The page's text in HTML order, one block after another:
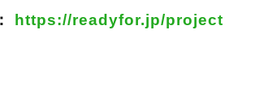
https://readyfor.jp/project